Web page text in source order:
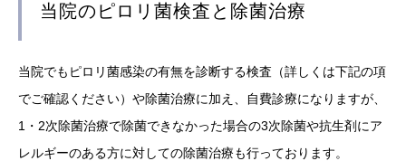
当院のピロリ菌検査と除菌治療
当院でもピロリ菌感染の有無を診断する検査（詳しくは下記の項
でご確認ください）や除菌治療に加え、自費診療になりますが、
1・2次除菌治療で除菌できなかった場合の3次除菌や抗生剤にア
レルギーのある方に対しての除菌治療も行っております。